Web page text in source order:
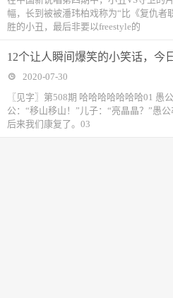
幅，长到被被潘玮柏戏称为“比《复仇者
胜的小丑，最后非要以freestyle的
12个让人瞬间爆笑的小笑话，今
2020-07-30
〖见字〗第508期 哈哈哈哈哈哈哈01 愚
公：“移山移山！”儿子：“亮晶晶？”愚
后来我们康复了。03